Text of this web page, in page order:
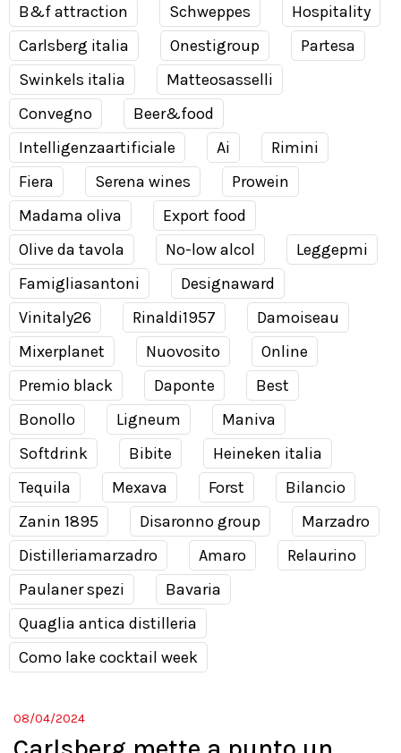
B&f attraction
Schweppes
Hospitality
Carlsberg italia
Onestigroup
Partesa
Swinkels italia
Matteosasselli
Convegno
Beer&food
Intelligenzaartificiale
Ai
Rimini
Fiera
Serena wines
Prowein
Madama oliva
Export food
Olive da tavola
No-low alcol
Leggepmi
Famigliasantoni
Designaward
Vinitaly26
Rinaldi1957
Damoiseau
Mixerplanet
Nuovosito
Online
Premio black
Daponte
Best
Bonollo
Ligneum
Maniva
Softdrink
Bibite
Heineken italia
Tequila
Mexava Forst
Bilancio
Zanin 1895
Disaronno group
Marzadro
Distilleriamarzadro
Amaro
Relaurino
Paulaner spezi
Bavaria
Quaglia antica distilleria
Como lake cocktail week
08/04/2024